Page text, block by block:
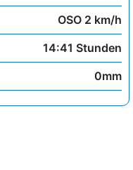
OSO 2 km/h
14:41 Stunden
0mm